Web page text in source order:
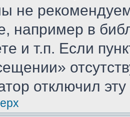
не
например в
и т.п. Если
отключил